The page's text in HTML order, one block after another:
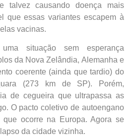
talvez causando doença mais
que essas variantes escapem à
vacinas.
situação sem esperança
da Nova Zelândia, Alemanha e
coerente (ainda que tardio) do
(273 km de SP). Porém,
de cegueira que ultrapassa as
O pacto coletivo de autoengano
ocorre na Europa. Agora se
da cidade vizinha.